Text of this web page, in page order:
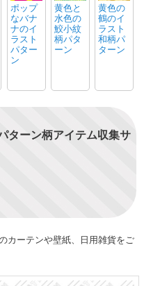
ポップ
なバナ
ナのイ
ラスト
パター
ン
黄色と
水色の
鮫小紋
柄パタ
ーン
黄色の
鶴のイ
ラスト
和柄パ
ターン
ターン柄アイテム収集サ
カーテンや壁紙、日用雑貨をご